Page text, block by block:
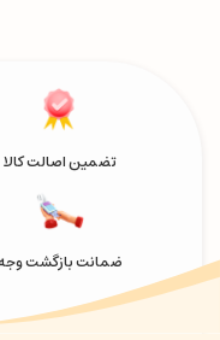
تضمین اصالت کالا
ضمانت بازگشت